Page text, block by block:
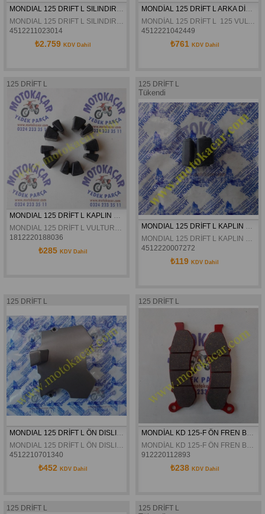
4512211023014
₺2.759 KDV Dahil
4512221042449
₺761 KDV Dahil
125 DRİFT L
1812220188036
₺285 KDV Dahil
125 DRİFT L
Tükendi
4512220007272
₺119KDV Dahil
125 DRİFT L
MONDIAL 125 DRİFT L ÖN DISLI KAPAGI ORJINAL
4512210701340
₺452 KDV Dahil
125 DRİFT L
912220112893
₺238 KDV Dahil
125 DRİFT L 125 DRİFT L